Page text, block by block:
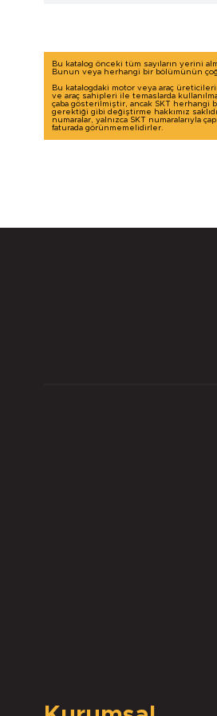
Bu katalog önceki tüm sayıların yerini
Bunun veya herhangi bir bölümünün
Bu katalogdaki motor veya araç
ve araç sahipleri ile temaslarda
çaba gösterilmiştir, ancak SKT
gerektiği gibi değiştirme hakkımız
numaralar, yalnızca SKT numaralarıyla
faturada görünmemelidirler.